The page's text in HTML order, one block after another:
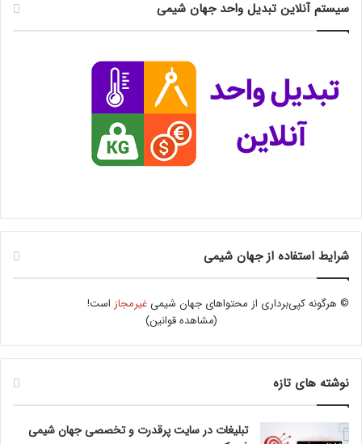
سیستم آنلاین تبدیل واحد جهان شیمی
شرایط استفاده از جهان شیمی
© هرگونه کپی‌برداری از محتواهای جهان شیمیغیرمجاز است!
(مشاهده قوانین)
نوشته های تازه
تبلیغات در سایت پرقدرت و تخصصی جهان شیمی